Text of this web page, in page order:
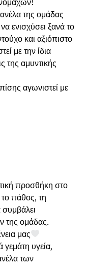
της ομάδας
ενισχύσει ξανά το
και αξιόπιστο
με την ίδια
της αμυντικής
αγωνιστεί με
προσθήκη στο
το πάθος, τη
συμβάλει
της ομάδας.
μας
γεμάτη υγεία,
των